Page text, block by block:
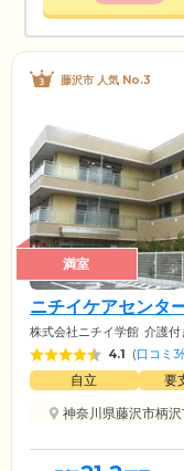
藤沢市 人気 No.3
満室
ニチイケアセンタ
株式会社ニチイ学館 介護付
4.1 (口コミ3
自立 要
神奈川県藤沢市柄沢